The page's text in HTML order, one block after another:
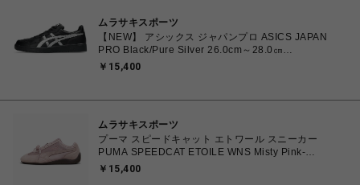
ムラサキスポーツ
【NEW】 アシックス ジャパンプロ ASICS JAPAN
PRO Black/Pure Silver 26.0cm～28.0㎝
1203B205.001 4573690068224 メンズ スニーカー
￥15,400
ムラサキスポーツ
プーマ スピードキャット エトワール スニーカー
PUMA SPEEDCAT ETOILE WNS Misty Pink-
Chocolate Fondue 23.0cm～25.0㎝ 407673_03
￥15,400